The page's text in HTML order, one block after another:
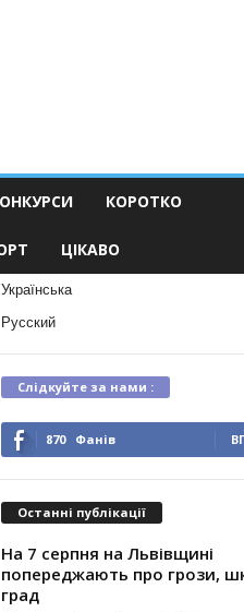
КОРОТКО
ЦІКАВО
Українська
Русский
Слідкуйте за нами :
870 Фанів
Останні публікації
На 7 серпня на Львівщині
попереджають про грози,
град